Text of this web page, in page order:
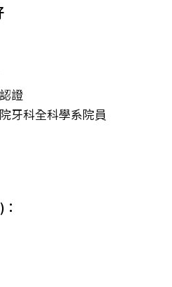
證
牙科全科學系院員